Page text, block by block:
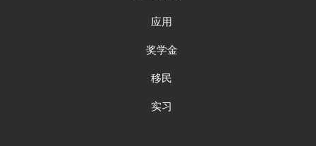
应用
奖学金
移民
实习